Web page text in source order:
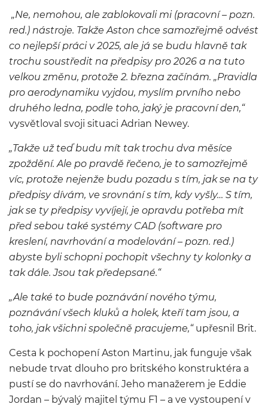
„Ne, nemohou, ale zablokovali mi (pracovní – pozn.
red.) nástroje. Takže Aston chce samozřejmě odvést
co nejlepší práci v 2025, ale já se budu hlavně tak
trochu soustředit na předpisy pro 2026 a na tuto
velkou změnu, protože 2. března začínám. „Pravidla
pro aerodynamiku vyjdou, myslím prvního nebo
druhého ledna, podle toho, jaký je pracovní den,“
vysvětloval svoji situaci Adrian Newey.
„Takže už teď budu mít tak trochu dva měsíce
zpoždění. Ale po pravdě řečeno, je to samozřejmě
víc, protože nejenže budu pozadu s tím, jak se na ty
předpisy dívám, ve srovnání s tím, kdy vyšly… S tím,
jak se ty předpisy vyvíjejí, je opravdu potřeba mít
před sebou také systémy CAD (software pro
kreslení, navrhování a modelování – pozn. red.)
abyste byli schopni pochopit všechny ty kolonky a
tak dále. Jsou tak předepsané.“
„Ale také to bude poznávání nového týmu,
poznávání všech kluků a holek, kteří tam jsou, a
toho, jak všichni společně pracujeme,“upřesnil Brit.
Cesta k pochopení Aston Martinu, jak funguje však
nebude trvat dlouho pro britského konstruktéra a
pustí se do navrhování. Jeho manažerem je Eddie
Jordan – bývalý majitel týmu F1 – a ve vystoupení v